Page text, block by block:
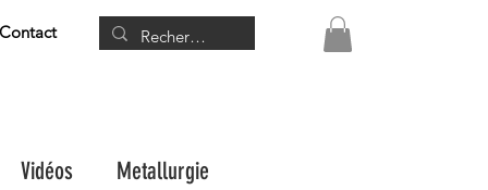
Contact
Vidéos Metallurgie